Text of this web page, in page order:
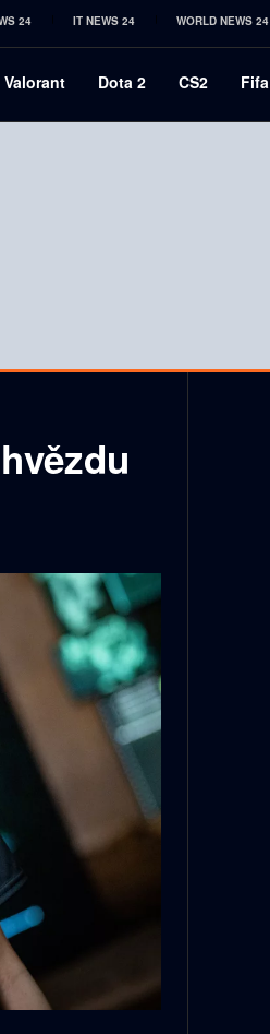
24 IT NEWS 24 WORLD NEWS 24
Valorant Dota 2 CS2 Fifa